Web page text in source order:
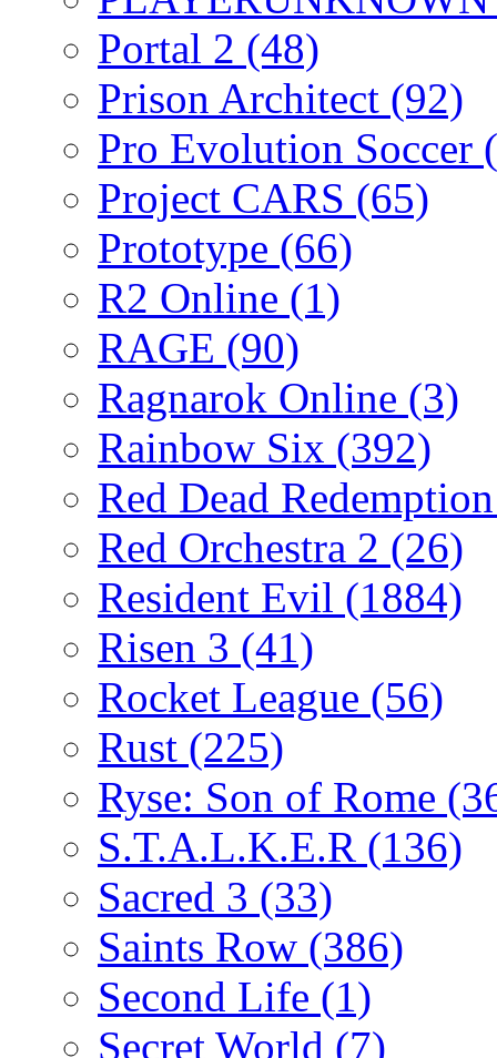
Portal 2 (48)
Prison Architect (92)
Pro Evolution Soccer
Project CARS (65)
Prototype (66)
R2 Online (1)
RAGE (90)
Ragnarok Online (3)
Rainbow Six (392)
Red Dead
Red Orchestra 2 (26)
Resident Evil (1884)
Risen 3 (41)
Rocket League (56)
Rust (225)
Ryse: Son of Rome
S.T.A.L.K.E.R (136)
Sacred 3 (33)
Saints Row (386)
Second Life (1)
Secret World (7)